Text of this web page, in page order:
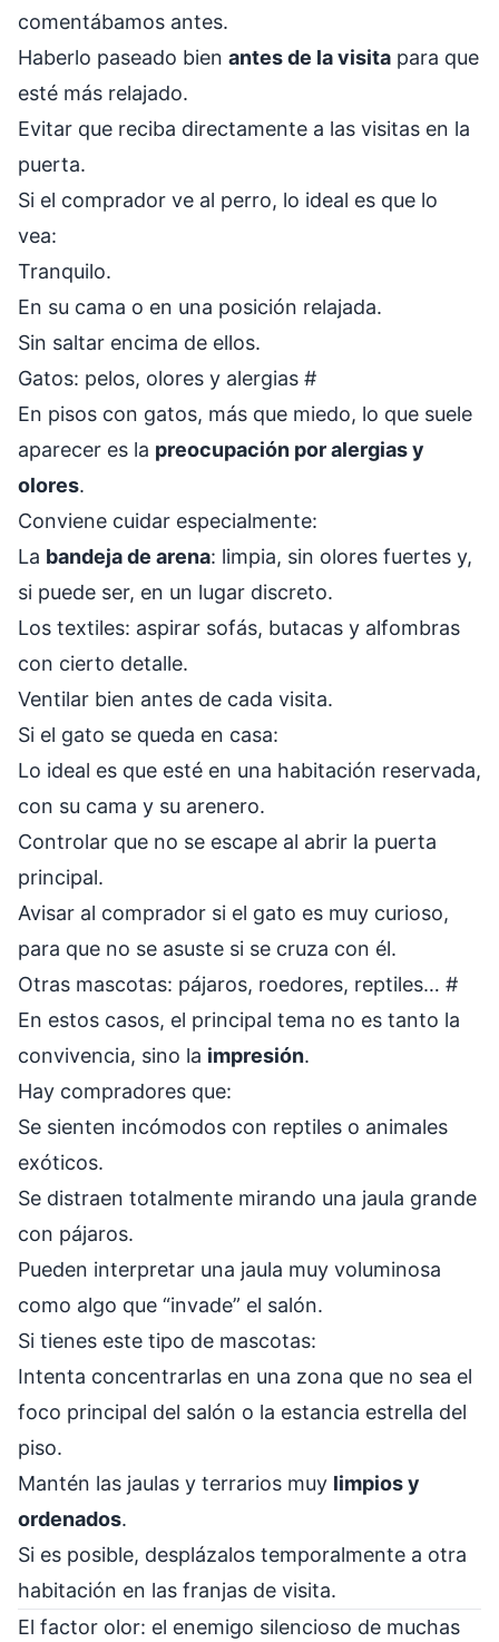
comentábamos antes.
Haberlo paseado bien antes de la visita para que
esté más relajado.
Evitar que reciba directamente a las visitas en la
puerta.
Si el comprador ve al perro, lo ideal es que lo
vea:
Tranquilo.
En su cama o en una posición relajada.
Sin saltar encima de ellos.
Gatos: pelos, olores y alergias #
En pisos con gatos, más que miedo, lo que suele
aparecer es la preocupación por alergias y
olores.
Conviene cuidar especialmente:
La bandeja de arena: limpia, sin olores fuertes y,
si puede ser, en un lugar discreto.
Los textiles: aspirar sofás, butacas y alfombras
con cierto detalle.
Ventilar bien antes de cada visita.
Si el gato se queda en casa:
Lo ideal es que esté en una habitación reservada,
con su cama y su arenero.
Controlar que no se escape al abrir la puerta
principal.
Avisar al comprador si el gato es muy curioso,
para que no se asuste si se cruza con él.
Otras mascotas: pájaros, roedores, reptiles… #
En estos casos, el principal tema no es tanto la
convivencia, sino la impresión.
Hay compradores que:
Se sienten incómodos con reptiles o animales
exóticos.
Se distraen totalmente mirando una jaula grande
con pájaros.
Pueden interpretar una jaula muy voluminosa
como algo que “invade” el salón.
Si tienes este tipo de mascotas:
Intenta concentrarlas en una zona que no sea el
foco principal del salón o la estancia estrella del
piso.
Mantén las jaulas y terrarios muy limpios y
ordenados.
Si es posible, desplázalos temporalmente a otra
habitación en las franjas de visita.
El factor olor: el enemigo silencioso de muchas